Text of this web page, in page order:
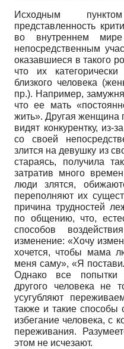
Исходным
представленность
во внутреннем
непосредственным
оказавшиеся в такого
что их
близкого человека
пр.). Например,
что ее мать
жить». Другая женщина
видят конкурентку, из-
со своей
злится на девушку из
стараясь, получила
затратив много
люди злятся,
переполняют их
причина трудностей
по общению, что,
способов
изменение: «Хочу
хочется, чтобы мама
меня саму», «Я
Однако все попытки
другого человека не
усугубляют
также и такие способы
избегание человека, с
переживания.
этом не исчезают.